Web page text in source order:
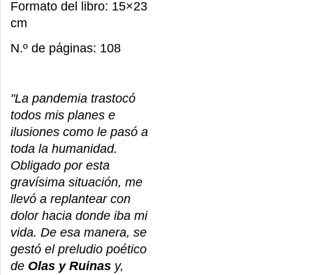
Formato del libro: 15×23
cm
N.º de páginas: 108
"La pandemia trastocó
todos mis planes e
ilusiones como le pasó a
toda la humanidad.
Obligado por esta
gravísima situación, me
llevó a replantear con
dolor hacia donde iba mi
vida. De esa manera, se
gestó el preludio poético
de Olas y Ruinas y,